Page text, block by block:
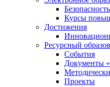
Курсы
Достижения
Ресурсный
События
Документы
Проекты